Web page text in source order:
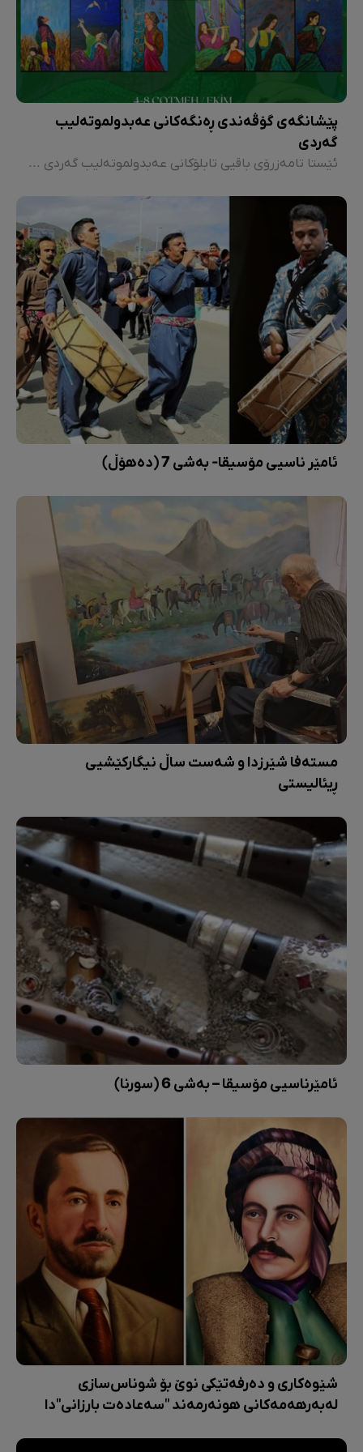
پێشانگەی گۆڤەندی ڕەنگەکانی عەبدولموتەلیب
گەردی
ئێستا تامەزرۆی باقیی تابلۆکانی عەبدولموتەلیب گەردی دەکەم و دەپرسم: ئایا هونەر ئەو شتانەی کە ئێمە لە شارەکاندا ونمان کردوون، دیسان پێمان دەداتەوە؟
ئامێر ناسیی مۆسیقا- بەشی 7 (دەهۆڵ)
مستەفا شێرزدا و شەست ساڵ نیگارکێشیی
ڕیئالیستی
ئامێرناسیی مۆسیقا – بەشی 6 (سورنا)
شێوەکاری و دەرفەتێکی نوێ بۆ شوناس‌سازی
لەبەرهەمەکانی هونەرمەند "سەعادەت بارزانی"دا